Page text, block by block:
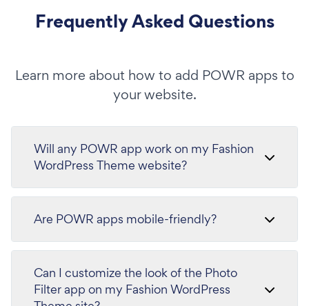
Frequently Asked Questions
Learn more about how to add POWR apps to
your website.
Will any POWR app work on my Fashion
WordPress Theme website?
Are POWR apps mobile-friendly?
Can I customize the look of the Photo
Filter app on my Fashion WordPress